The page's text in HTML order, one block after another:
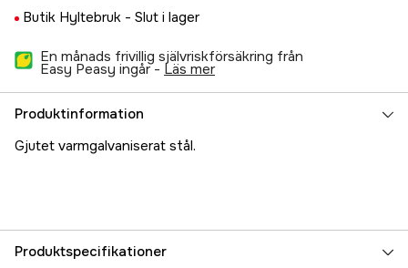
Butik Hyltebruk - Slut i lager
En månads frivillig självriskförsäkring från
Easy Peasy ingår - läs mer
Produktinformation
Gjutet varmgalvaniserat stål.
Produktspecifikationer